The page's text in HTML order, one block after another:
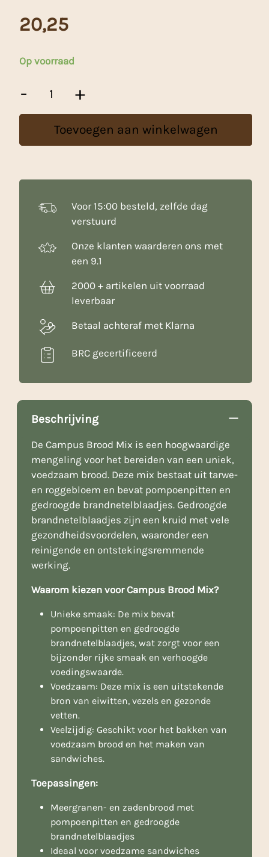
20,25
Op voorraad
-
Kant-
klare
-
aantal
+
Toevoegen aan winkelwagen
Voor 15:00 besteld, zelfde dag
verstuurd
Onze klanten waarderen ons met
een 9.1
2000 + artikelen uit voorraad
leverbaar
Betaal achteraf met Klarna
BRC gecertificeerd
Beschrijving
De Campus Brood Mix is een hoogwaardige
mengeling voor het bereiden van een uniek,
voedzaam brood. Deze mix bestaat uit tarwe-
en roggebloem en bevat pompoenpitten en
gedroogde brandnetelblaadjes. Gedroogde
brandnetelblaadjes zijn een kruid met vele
gezondheidsvoordelen, waaronder een
reinigende en ontstekingsremmende
werking.
Waarom kiezen voor Campus Brood Mix?
Unieke smaak: De mix bevat
pompoenpitten en gedroogde
brandnetelblaadjes, wat zorgt voor een
bijzonder rijke smaak en verhoogde
voedingswaarde.
Voedzaam: Deze mix is een uitstekende
bron van eiwitten, vezels en gezonde
vetten.
Veelzijdig: Geschikt voor het bakken van
voedzaam brood en het maken van
sandwiches.
Toepassingen:
Meergranen- en zadenbrood met
pompoenpitten en gedroogde
brandnetelblaadjes
Ideaal voor voedzame sandwiches